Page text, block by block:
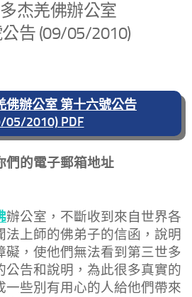
杰羌佛辦公室
告 (09/05/2010)
佛辦公室 第十六號公告
05/2010) PDF
們的電子郵箱地址
辦公室，不斷收到來自世界各
法上師的佛弟子的信函，說明
礙，使他們無法看到第三世多
公告和說明，為此很多真實的
一些別有用心的人給他們帶來